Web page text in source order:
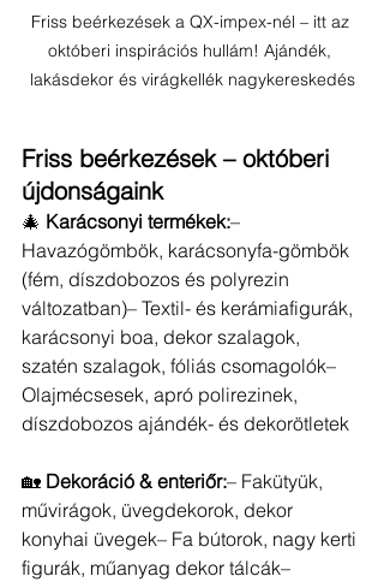
Friss beérkezések a QX-impex-nél – itt az
októberi inspirációs hullám! Ajándék,
lakásdekor és virágkellék nagykereskedés
Friss beérkezések – októberi
újdonságaink
🎄 Karácsonyi termékek:–
Havazógömbök, karácsonyfa-gömbök
(fém, díszdobozos és polyrezin
változatban)– Textil- és kerámiafigurák,
karácsonyi boa, dekor szalagok,
szatén szalagok, fóliás csomagolók–
Olajmécsesek, apró polirezinek,
díszdobozos ajándék- és dekorötletek
🏡 Dekoráció & enteriőr:– Fakütyük,
művirágok, üvegdekorok, dekor
konyhai üvegek– Fa bútorok, nagy kerti
figurák, műanyag dekor tálcák–